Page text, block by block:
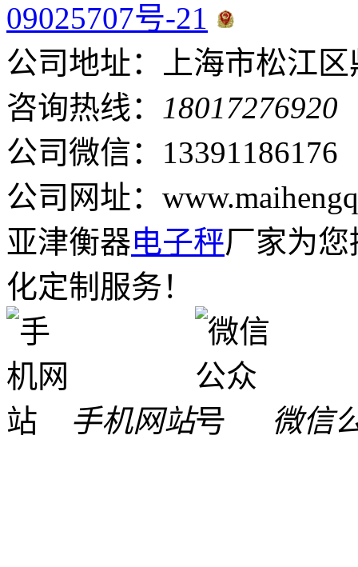
09025707号-21
公司地址：上海市松江区
咨询热线： 18017276920
公司微信：13391186176
公司网址：
亚津衡器电子秤厂家为
化定制服务！
手机网站 微信